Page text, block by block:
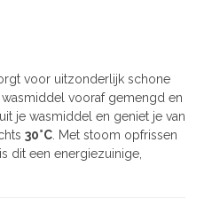
voor uitzonderlijk schone
vooraf gemengd en
je wasmiddel en geniet je van
30°C . Met stoom opfrissen
dit een energiezuinige,